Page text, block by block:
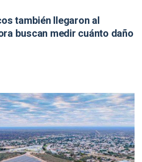
también llegaron al
buscan medir cuánto daño